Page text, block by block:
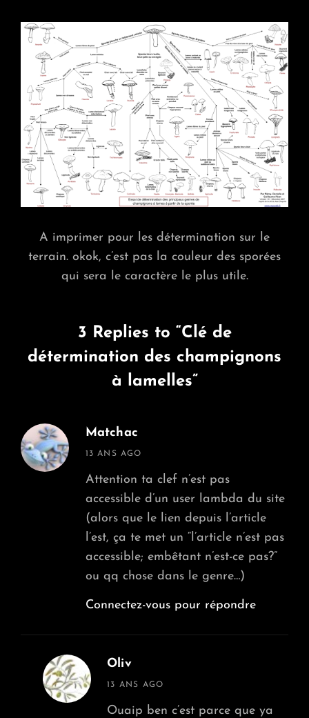
A imprimer pour les détermination sur le
terrain. okok, c’est pas la couleur des sporées
qui sera le caractère le plus utile.
3 Replies to “Clé de
détermination des champignons
à lamelles”
Matchac
says:
13 ANS AGO
Attention ta clef n’est pas
accessible d’un user lambda du site
(alors que le lien depuis l’article
l’est, ça te met un “l’article n’est pas
accessible; embêtant n’est-ce pas?”
ou qq chose dans le genre…)
Connectez-vous pour répondre
Oliv
says:
13 ANS AGO
Ouaip ben c’est parce que ya